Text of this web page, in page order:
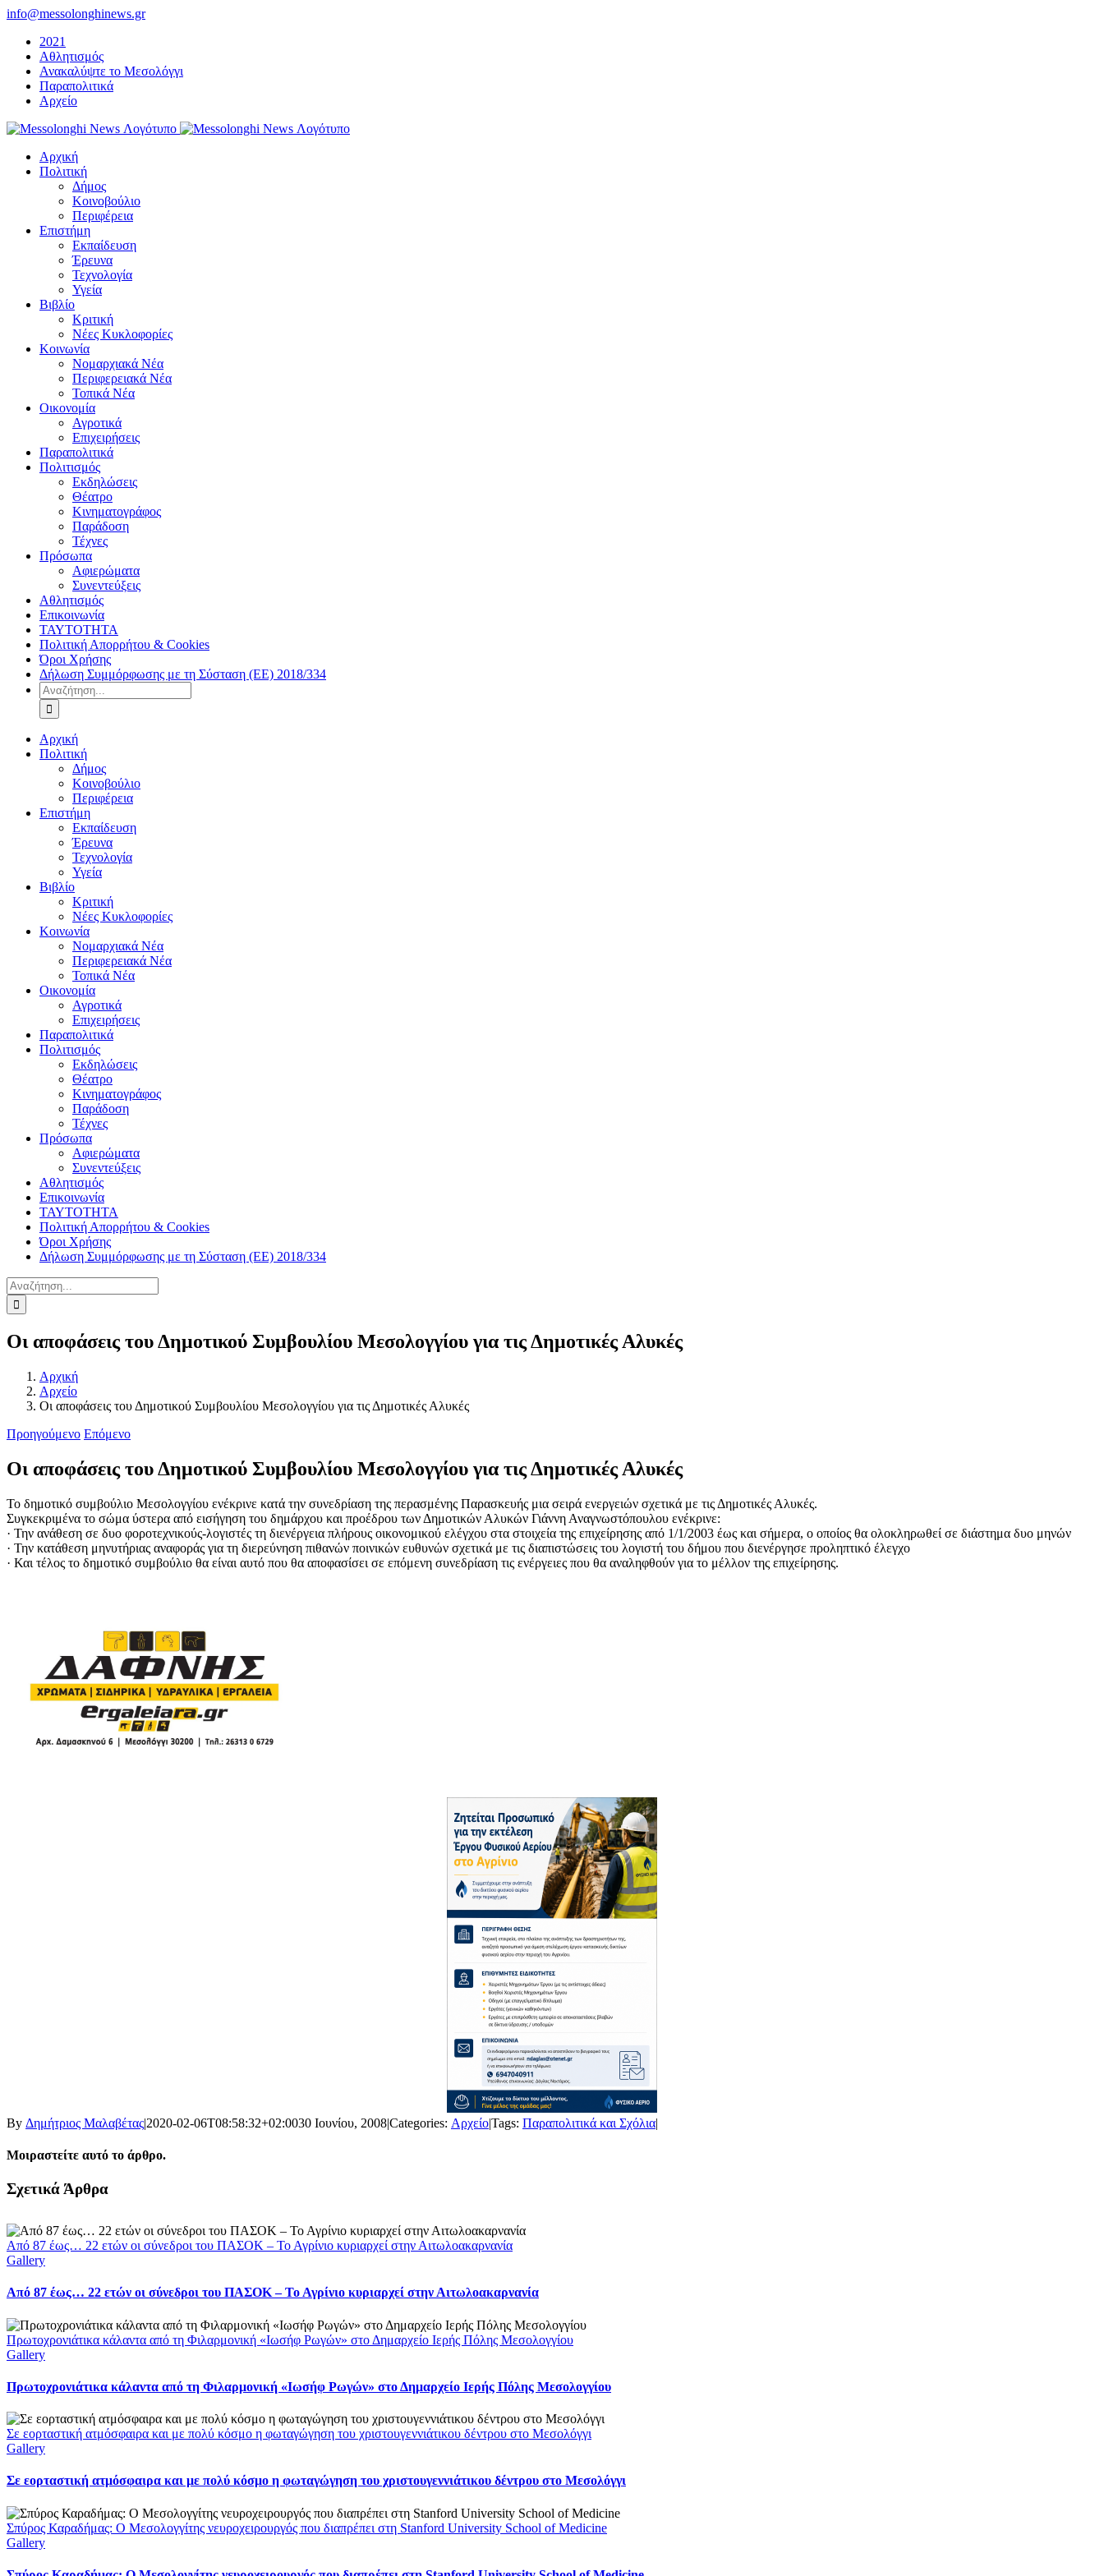
Μετάβαση
περιεχόμενο
info@messolonghinews.gr
2021
Αθλητισμός
Ανακαλύψτε το Μεσολόγγι
Παραπολιτικά
Αρχείο
Αρχική
Πολιτική
Δήμος
Κοινοβούλιο
Περιφέρεια
Επιστήμη
Εκπαίδευση
Έρευνα
Τεχνολογία
Υγεία
Βιβλίο
Κριτική
Νέες Κυκλοφορίες
Κοινωνία
Νομαρχιακά Νέα
Περιφερειακά Νέα
Τοπικά Νέα
Οικονομία
Αγροτικά
Επιχειρήσεις
Παραπολιτικά
Πολιτισμός
Εκδηλώσεις
Θέατρο
Κινηματογράφος
Παράδοση
Τέχνες
Πρόσωπα
Αφιερώματα
Συνεντεύξεις
Αθλητισμός
Επικοινωνία
ΤΑΥΤΟΤΗΤΑ
Πολιτική Απορρήτου & Cookies
Όροι Χρήσης
Δήλωση Συμμόρφωσης με τη Σύσταση (ΕΕ) 2018/334
Αναζήτηση
για:
Αρχική
Πολιτική
Δήμος
Κοινοβούλιο
Περιφέρεια
Επιστήμη
Εκπαίδευση
Έρευνα
Τεχνολογία
Υγεία
Βιβλίο
Κριτική
Νέες Κυκλοφορίες
Κοινωνία
Νομαρχιακά Νέα
Περιφερειακά Νέα
Τοπικά Νέα
Οικονομία
Αγροτικά
Επιχειρήσεις
Παραπολιτικά
Πολιτισμός
Εκδηλώσεις
Θέατρο
Κινηματογράφος
Παράδοση
Τέχνες
Πρόσωπα
Αφιερώματα
Συνεντεύξεις
Αθλητισμός
Επικοινωνία
ΤΑΥΤΟΤΗΤΑ
Πολιτική Απορρήτου & Cookies
Όροι Χρήσης
Δήλωση Συμμόρφωσης με τη Σύσταση (ΕΕ) 2018/334
Αναζήτηση
για:
Οι αποφάσεις του Δημοτικού Συμβουλίου Μεσολογγίου για τις Δημοτικές Αλυκές
Αρχική
Αρχείο
Οι αποφάσεις του Δημοτικού Συμβουλίου Μεσολογγίου για τις Δημοτικές Αλυκές
Προηγούμενο Επόμενο
Οι αποφάσεις του Δημοτικού Συμβουλίου Μεσολογγίου για τις Δημοτικές Αλυκές
Το δημοτικό συμβούλιο Μεσολογγίου ενέκρινε κατά την συνεδρίαση της περασμένης Παρασκευής μια σειρά ενεργειών σχετικά με τις Δημοτικές Αλυκές.
Συγκεκριμένα το σώμα ύστερα από εισήγηση του δημάρχου και προέδρου των Δημοτικών Αλυκών Γιάννη Αναγνωστόπουλου ενέκρινε:
· Την ανάθεση σε δυο φοροτεχνικούς-λογιστές τη διενέργεια πλήρους οικονομικού ελέγχου στα στοιχεία της επιχείρησης από 1/1/2003 έως και σήμερα, ο οποίος θα ολοκληρωθεί σε διάστημα δυο μηνών
· Την κατάθεση μηνυτήριας αναφοράς για τη διερεύνηση πιθανών ποινικών ευθυνών σχετικά με τις διαπιστώσεις του λογιστή του δήμου που διενέργησε προληπτικό έλεγχο
· Και τέλος το δημοτικό συμβούλιο θα είναι αυτό που θα αποφασίσει σε επόμενη συνεδρίαση τις ενέργειες που θα αναληφθούν για το μέλλον της επιχείρησης.
By Δημήτριος Μαλαβέτας|2020-02-06T08:58:32+02:0030 Ιουνίου, 2008|Categories: Αρχείο|Tags: Παραπολιτικά και Σχόλια|
Μοιραστείτε αυτό το άρθρο.
Facebook
X
LinkedIn
WhatsApp
Email
Σχετικά Άρθρα
Από 87 έως… 22 ετών οι σύνεδροι του ΠΑΣΟΚ – Το Αγρίνιο κυριαρχεί στην Αιτωλοακαρνανία
Gallery
Από 87 έως… 22 ετών οι σύνεδροι του ΠΑΣΟΚ – Το Αγρίνιο κυριαρχεί στην Αιτωλοακαρνανία
Πρωτοχρονιάτικα κάλαντα από τη Φιλαρμονική «Ιωσήφ Ρωγών» στο Δημαρχείο Ιερής Πόλης Μεσολογγίου
Gallery
Πρωτοχρονιάτικα κάλαντα από τη Φιλαρμονική «Ιωσήφ Ρωγών» στο Δημαρχείο Ιερής Πόλης Μεσολογγίου
Σε εορταστική ατμόσφαιρα και με πολύ κόσμο η φωταγώγηση του χριστουγεννιάτικου δέντρου στο Μεσολόγγι
Gallery
Σε εορταστική ατμόσφαιρα και με πολύ κόσμο η φωταγώγηση του χριστουγεννιάτικου δέντρου στο Μεσολόγγι
Σπύρος Καραδήμας: Ο Μεσολογγίτης νευροχειρουργός που διαπρέπει στη Stanford University School of Medicine
Gallery